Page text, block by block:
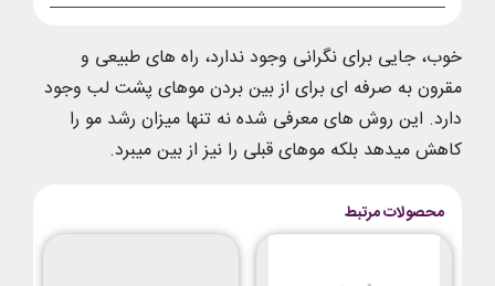
خوب، جایی برای نگرانی وجود ندارد، راه های طبیعی و
مقرون به صرفه ای برای از بین بردن موهای پشت لب وجود
دارد. این روش های معرفی شده نه تنها میزان رشد مو را
کاهش میدهد بلکه موهای قبلی را نیز از بین میبرد.
محصولات مرتبط